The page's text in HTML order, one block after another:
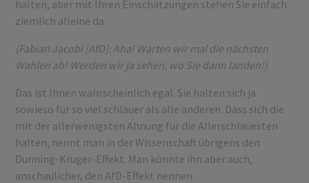
halten, aber mit Ihren Einschätzungen stehen Sie einfach
ziemlich alleine da.
(Fabian Jacobi [AfD]: Aha! Warten wir mal die nächsten
Wahlen ab! Werden wir ja sehen, wo Sie dann landen!)
Das ist Ihnen wahrscheinlich egal. Sie halten sich ja
sowieso für so viel schlauer als alle anderen. Dass sich die
mit der allerwenigsten Ahnung für die Allerschlauesten
halten, nennt man in der Wissenschaft übrigens den
Dunning-Kruger-Effekt. Man könnte ihn aber auch,
anschaulicher, den AfD-Effekt nennen.